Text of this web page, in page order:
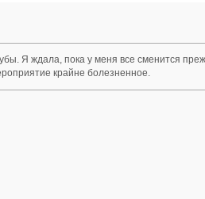
Я ждала, пока у меня все сменится
крайне болезненное.